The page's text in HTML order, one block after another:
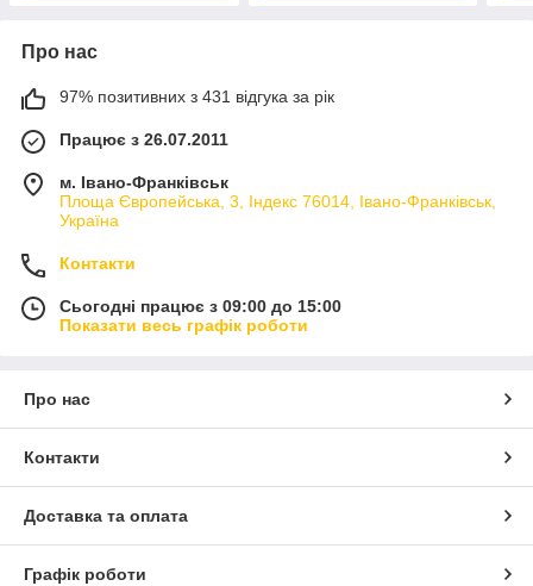
Про нас
97% позитивних з 431 відгука за рік
Працює з 26.07.2011
м. Івано-Франківськ
Площа Європейська, 3, Індекс 76014, Івано-Франківськ,
Україна
Контакти
Сьогодні працює з 09:00 до 15:00
Показати весь графік роботи
Про нас
Контакти
Доставка та оплата
Графік роботи